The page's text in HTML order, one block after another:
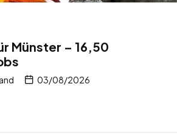
Münster – 16,50
03/08/2026